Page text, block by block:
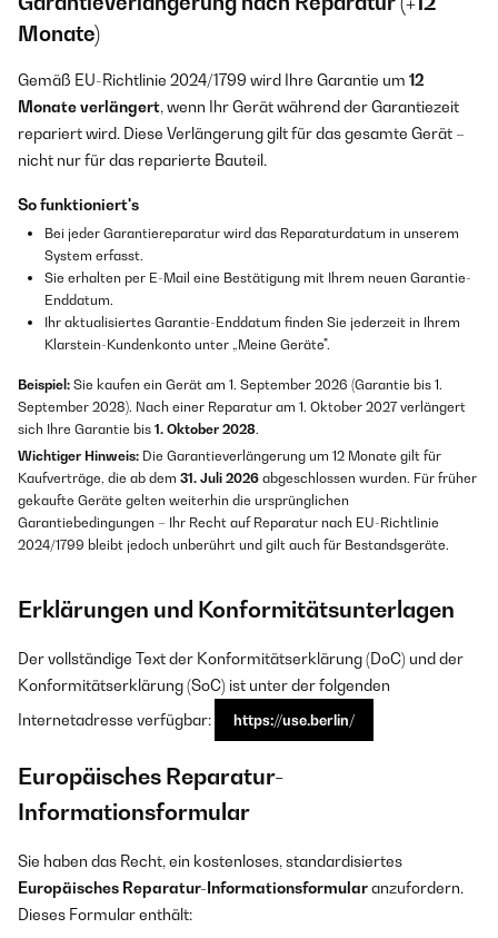
Monate)
Gemäß EU-Richtlinie 2024/1799 wird Ihre Garantie um 12
Monate verlängert, wenn Ihr Gerät während der Garantiezeit
repariert wird. Diese Verlängerung gilt für das gesamte Gerät –
nicht nur für das reparierte Bauteil.
So funktioniert's
Bei jeder Garantiereparatur wird das Reparaturdatum in unserem
System erfasst.
Sie erhalten per E-Mail eine Bestätigung mit Ihrem neuen Garantie-
Enddatum.
Ihr aktualisiertes Garantie-Enddatum finden Sie jederzeit in Ihrem
Klarstein-Kundenkonto unter „Meine Geräte".
Beispiel: Sie kaufen ein Gerät am 1. September 2026 (Garantie bis 1.
September 2028). Nach einer Reparatur am 1. Oktober 2027 verlängert
sich Ihre Garantie bis 1. Oktober 2028.
Wichtiger Hinweis: Die Garantieverlängerung um 12 Monate gilt für
Kaufverträge, die ab dem 31. Juli 2026 abgeschlossen wurden. Für früher
gekaufte Geräte gelten weiterhin die ursprünglichen
Garantiebedingungen – Ihr Recht auf Reparatur nach EU-Richtlinie
2024/1799 bleibt jedoch unberührt und gilt auch für Bestandsgeräte.
Erklärungen und Konformitätsunterlagen
Der vollständige Text der Konformitätserklärung (DoC) und der
Konformitätserklärung (SoC) ist unter der folgenden
Internetadresse verfügbar:
https://use.berlin/
Europäisches Reparatur-
Informationsformular
Sie haben das Recht, ein kostenloses, standardisiertes
Europäisches Reparatur-Informationsformularanzufordern.
Dieses Formular enthält: